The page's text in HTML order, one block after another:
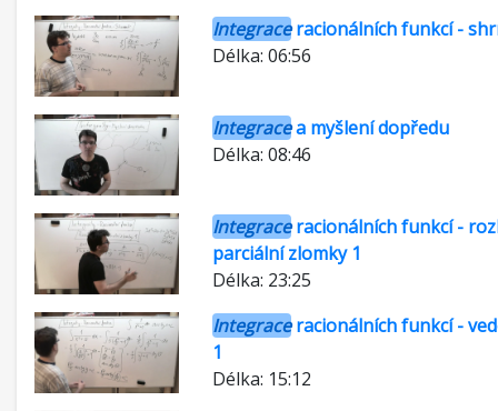
Integraceracionálních funkcí -
Délka: 06:56
Integracea myšlení dopředu
Délka: 08:46
Integraceracionálních funkcí -
parciální zlomky 1
Délka: 23:25
Integraceracionálních funkcí -
1
Délka: 15:12